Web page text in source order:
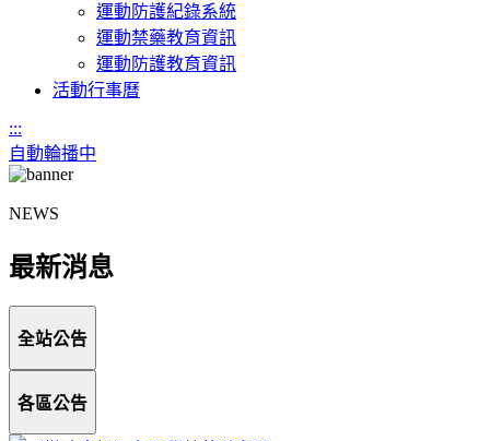
運動防護紀錄系統
運動禁藥教育資訊
運動防護教育資訊
活動行事曆
:::
自動輪播中
NEWS
最新消息
全站公告
各區公告